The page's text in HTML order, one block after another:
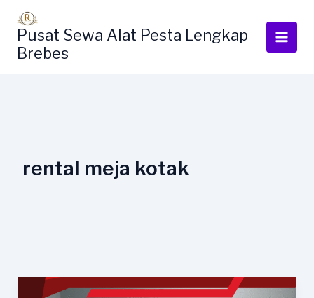
kontenPusat Sewa Alat Pesta Lengkap
Brebes
rental meja kotak